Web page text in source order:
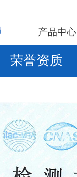
产品中心
荣誉资质